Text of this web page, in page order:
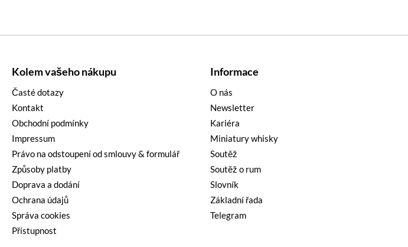
Kolem vašeho nákupu
Časté dotazy
Kontakt
Obchodní podmínky
Impressum
Právo na odstoupení od smlouvy & formulář
Způsoby platby
Doprava a dodání
Ochrana údajů
Správa cookies
Přístupnost
Informace
O nás
Newsletter
Kariéra
Miniatury whisky
Soutěž
Soutěž o rum
Slovník
Základní řada
Telegram